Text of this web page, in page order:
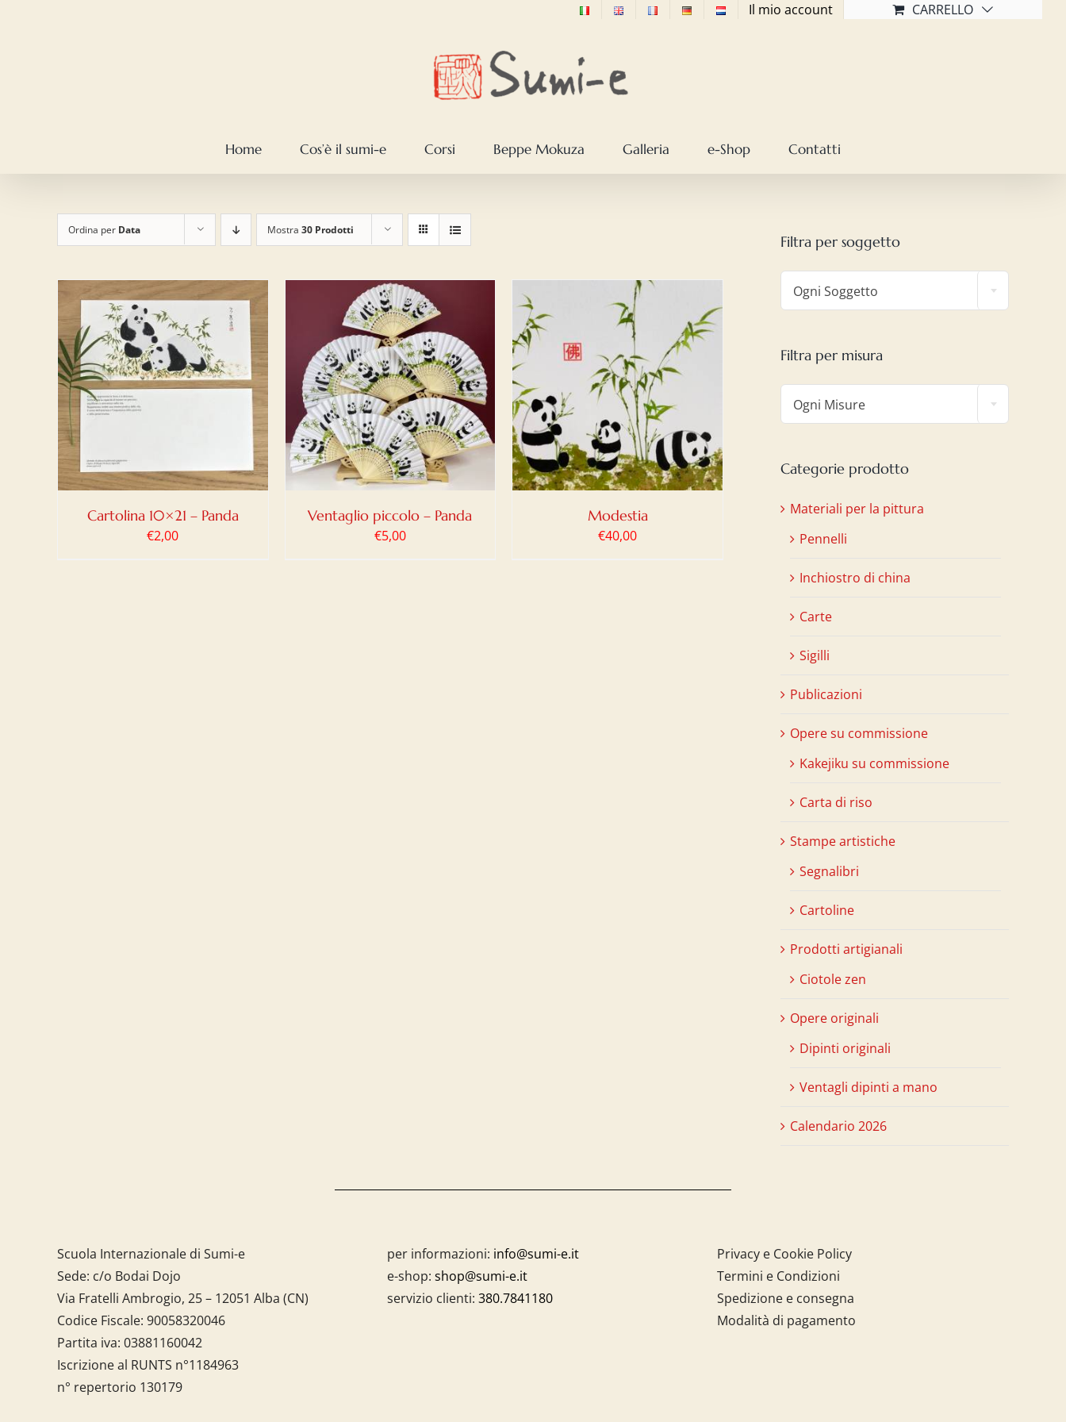
Il mio account CARRELLO
Home Cos’è il sumi-e Corsi Beppe Mokuza Galleria e-Shop Contatti
Ordina per Data Mostra 30 Prodotti
Cartolina 10×21 – Panda
€2,00
AGGIUNGI AL CARRELLO /
Ventaglio piccolo – Panda
€5,00
AGGIUNGI AL CARRELLO /
DETTAGLI
Modestia
€40,00
Filtra per soggetto
Ogni Soggetto
Filtra per misura
Ogni Misure
Categorie prodotto
Materiali per la pittura
Pennelli
Inchiostro di china
Carte
Sigilli
Publicazioni
Opere su commissione
Kakejiku su commissione
Carta di riso
Stampe artistiche
Segnalibri
Cartoline
Prodotti artigianali
Ciotole zen
Opere originali
Dipinti originali
Ventagli dipinti a mano
Calendario 2026
Scuola Internazionale di Sumi-e
Sede: c/o Bodai Dojo
Via Fratelli Ambrogio, 25 – 12051 Alba (CN)
Codice Fiscale: 90058320046
Partita iva: 03881160042
Iscrizione al RUNTS n°1184963
n° repertorio 130179
per informazioni: info@sumi-e.it
e-shop: shop@sumi-e.it
servizio clienti: 380.7841180
Privacy e Cookie Policy
Termini e Condizioni
Spedizione e consegna
Modalità di pagamento